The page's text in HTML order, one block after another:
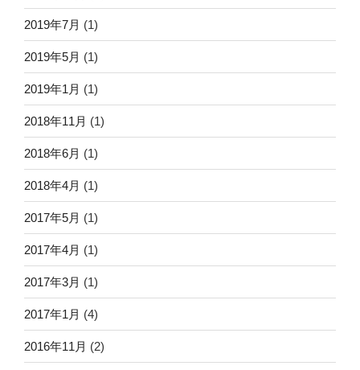
2019年7月 (1)
2019年5月 (1)
2019年1月 (1)
2018年11月 (1)
2018年6月 (1)
2018年4月 (1)
2017年5月 (1)
2017年4月 (1)
2017年3月 (1)
2017年1月 (4)
2016年11月 (2)